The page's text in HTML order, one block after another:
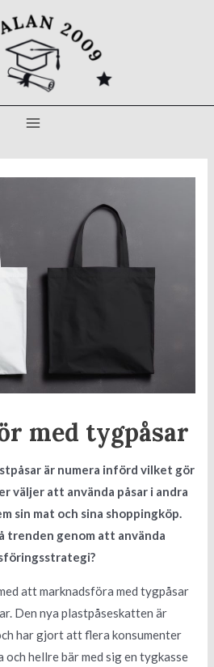
med tygpåsar
är numera införd vilket gör
väljer att använda påsar i andra
sin mat och sina shoppingköp.
trenden genom att använda
att marknadsföra med tygpåsar
Den nya plastpåseskatten är
har gjort att flera konsumenter
och hellre bär med sig en tygkasse